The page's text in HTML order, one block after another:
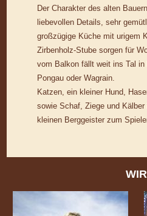
Der Charakter des alten
liebevollen Details, sehr
großzügige Küche mit urigem
Zirbenholz-Stube sorgen für
vom Balkon fällt weit ins Tal
Pongau oder Wagrain.
Katzen, ein kleiner Hund,
sowie Schaf, Ziege und
kleinen Berggeister zum
WIR